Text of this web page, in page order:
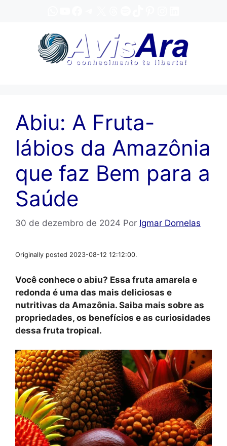
Abiu: A Fruta-
lábios da Amazônia
que faz Bem para a
Saúde
30 de dezembro de 2024 Por Igmar Dornelas
Originally posted 2023-08-12 12:12:00.
Você conhece o abiu? Essa fruta amarela e
redonda é uma das mais deliciosas e
nutritivas da Amazônia. Saiba mais sobre as
propriedades, os benefícios e as curiosidades
dessa fruta tropical.